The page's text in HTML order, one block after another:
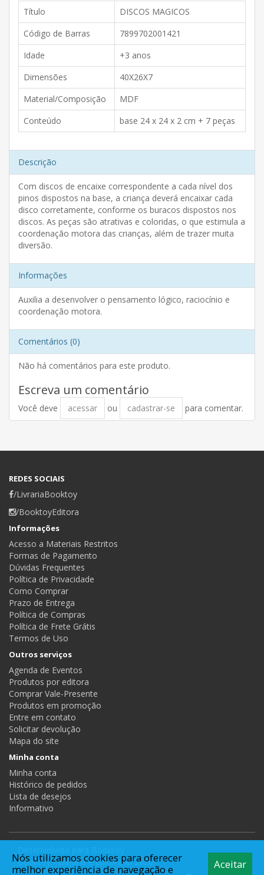
Título
DISCOS MAGICOS
Código de Barras
7899702001421
Idade
+3 anos
Dimensões
40X26X7
Material/Composição
MDF
Conteúdo
base 24 x 24 x 2 cm + 7 peças
Descrição
Com discos de encaixe correspondente a cada nível dos
pinos dispostos na base, a criança deverá encaixar cada
disco corretamente, conforme os buracos dispostos nos
discos. As peças são atrativas e coloridas, o que estimula a
coordenação motora das crianças, além de trazer muita
diversão.
Informações
Auxilia a desenvolver o pensamento lógico, raciocínio e
coordenação motora.
Comentários (0)
Não há comentários para este produto.
Escreva um comentário
Você deve acessar ou cadastrar-se para comentar.
REDES SOCIAIS
/LivrariaBooktoy
/BooktoyEditora
Informações
Acesso a Materiais Restritos
Formas de Pagamento
Dúvidas Frequentes
Política de Privacidade
Como Comprar
Prazo de Entrega
Política de Compras
Política de Frete Grátis
Termos de Uso
Outros serviços
Agenda de Eventos
Produtos por editora
Comprar Vale-Presente
Produtos em promoção
Entre em contato
Solicitar devolução
Mapa do site
Minha conta
Minha conta
Histórico de pedidos
Lista de desejos
Informativo
Booktoy - Livraria e Editora © 2026
Aceitar
Nós utilizamos cookies para oferecer
melhor experiência de navegação e